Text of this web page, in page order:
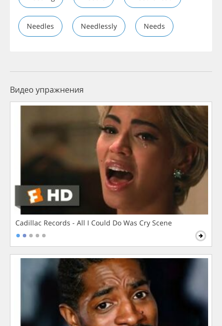
Needles Needlessly Needs
Видео упражнения
Cadillac Records - All I Could Do Was Cry Scene